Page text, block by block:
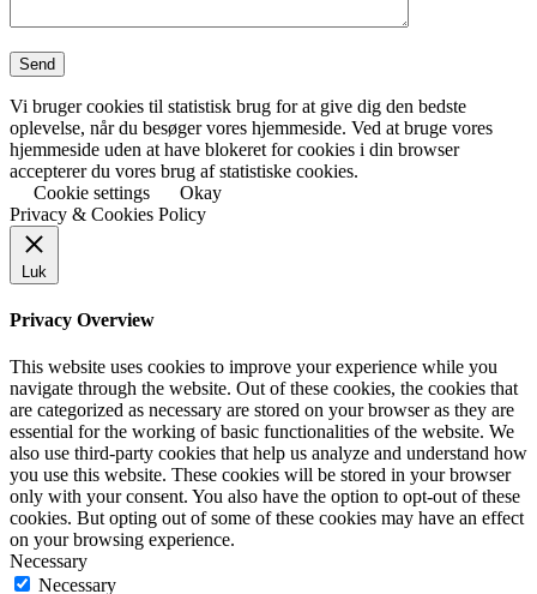
Vi bruger cookies til statistisk brug for at give dig den bedste
oplevelse, når du besøger vores hjemmeside. Ved at bruge vores
hjemmeside uden at have blokeret for cookies i din browser
accepterer du vores brug af statistiske cookies.
Cookie settings
Okay
Privacy & Cookies Policy
Luk
Privacy Overview
This website uses cookies to improve your experience while you
navigate through the website. Out of these cookies, the cookies that
are categorized as necessary are stored on your browser as they are
essential for the working of basic functionalities of the website. We
also use third-party cookies that help us analyze and understand how
you use this website. These cookies will be stored in your browser
only with your consent. You also have the option to opt-out of these
cookies. But opting out of some of these cookies may have an effect
on your browsing experience.
Necessary
Necessary